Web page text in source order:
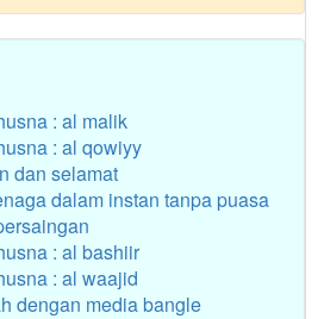
: al malik
: al qowiyy
dan selamat
dalam instan tanpa puasa
: al bashiir
: al waajid
dengan media bangle